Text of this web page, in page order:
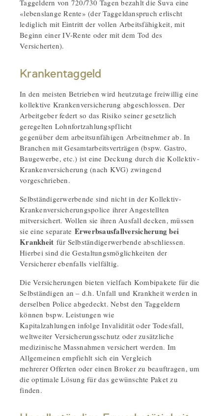
Taggeldern von 720/730 Tagen bezahlt die Suva eine
«lebenslange Rente» (der Taggeldanspruch erlischt
lediglich mit Eintritt der vollen Arbeitsfähigkeit, mit
Beginn einer IV-Rente oder mit dem Tod des
Versicherten).
Krankentaggeld
In den meisten Betrieben wird heutzutage freiwillig eine
kollektive Krankenversicherung abgeschlossen. Der
Arbeitgeber federt so das Risiko seiner gesetzlich
geregelten Lohnfortzahlungspflicht
gegenüber dem arbeitsunfähigen Arbeitnehmer ab. In
Branchen mit Gesamtarbeitsverträgen (bspw. Gastro,
Baugewerbe, etc.) ist eine Deckung durch die Kollektiv-
Krankenversicherung (nach KVG) zwingend
vorgeschrieben.
Selbständigerwerbende sind nicht in der Kollektiv-
Krankenversicherungspolice ihrer Angestellten
mitversichert. Wollen sie ihren Ausfall decken, müssen
sie eine separate Erwerbsausfallversicherung bei
Krankheit für Selbständigerwerbende abschliessen.
Hierbei sind die Gestaltungsmöglichkeiten der
Versicherer ebenfalls vielfältig.
Die Versicherungen bieten vielfach Kombipakete für die
Selbständigen an – d.h. Unfall und Krankheit werden in
derselben Police abgedeckt. Nebst den Taggeldern
können bspw. Leistungen wie
Kapitalzahlungen infolge Invalidität oder Todesfall,
weltweiter Versicherungsschutz oder zusätzliche
medizinische Massnahmen versichert werden. Im
Allgemeinen empfiehlt sich ein Vergleich
mehrerer Offerten oder einen Broker zu beauftragen, um
die optimale Lösung für das gewünschte Paket zu
finden.